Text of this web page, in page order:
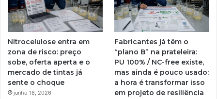
Nitrocelulose entra em
zona de risco: preço
sobe, oferta aperta e o
mercado de tintas já
sente o choque
junho 18, 2026
Fabricantes já têm o
“plano B” na prateleira:
PU 100% / NC-free existe,
mas ainda é pouco usado:
a hora é transformar isso
em projeto de resiliência